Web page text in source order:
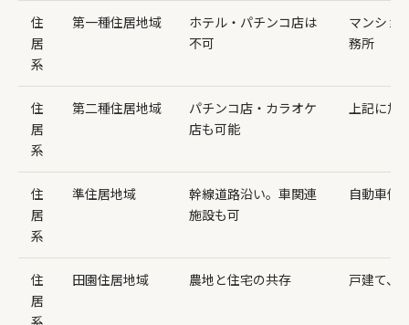
住
居
系
第一種住居地域
ホテル・パチンコ店は
不可
マンショ
務所
住
居
系
第二種住居地域
パチンコ店・カラオケ
店も可能
上記に加
住
居
系
準住居地域
幹線道路沿い。車関連
施設も可
自動車修
住
居
系
田園住居地域 農地と住宅の共存 戸建て、